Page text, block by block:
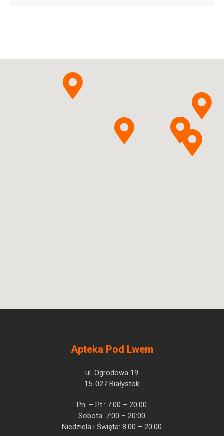
Pharmaceutical Netherlands
Apteka Pod Lwem
ul. Ogrodowa 19
15-027 Białystok
Pn. – Pt.: 7:00 – 20:00
Sobota: 7:00 – 20:00
Niedziela i Święta: 8:00 – 20:00